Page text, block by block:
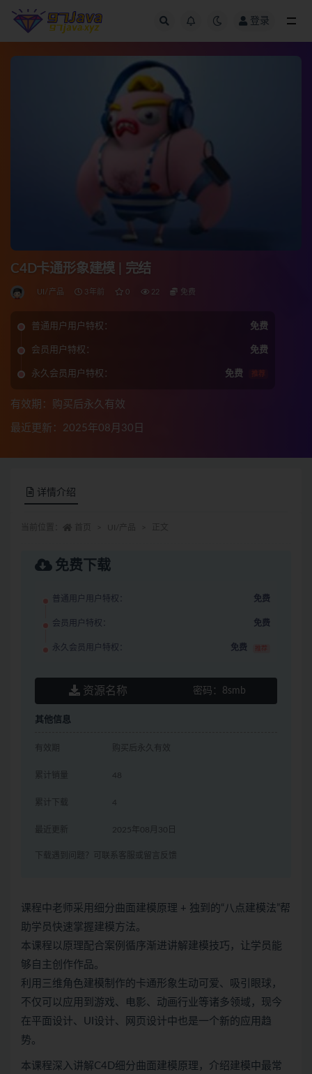
登录
C4D卡通形象建模 | 完结
UI/产品 3年前 0 22 免费
普通用户用户特权： 免费
会员用户特权： 免费
永久会员用户特权： 免费 推荐
有效期：购买后永久有效
最近更新：2025年08月30日
详情介绍
免费下载
普通用户用户特权： 免费
会员用户特权： 免费
永久会员用户特权： 免费 推荐
资源名称 密码： 8smb
其他信息
有效期 购买后永久有效
累计销量 48
累计下载 4
最近更新 2025年08月30日
下载遇到问题？可联系客服或留言反馈
课程中老师采用细分曲面建模原理 + 独到的“八点建模法”帮
助学员快速掌握建模方法。
本课程以原理配合案例循序渐进讲解建模技巧，让学员能
够自主创作作品。
利用三维角色建模制作的卡通形象生动可爱、吸引眼球，
不仅可以应用到游戏、电影、动画行业等诸多领域，现今
在平面设计、UI设计、网页设计中也是一个新的应用趋
势。
本课程深入讲解C4D细分曲面建模原理，介绍建模中最常